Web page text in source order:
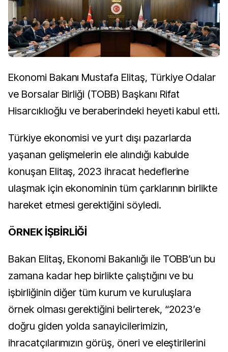
Ekonomi Bakanı Mustafa Elitaş, Türkiye Odalar
ve Borsalar Birliği (TOBB) Başkanı Rifat
Hisarcıklıoğlu ve beraberindeki heyeti kabul etti.
Türkiye ekonomisi ve yurt dışı pazarlarda
yaşanan gelişmelerin ele alındığı kabulde
konuşan Elitaş, 2023 ihracat hedeflerine
ulaşmak için ekonominin tüm çarklarının birlikte
hareket etmesi gerektiğini söyledi.
ÖRNEK İŞBİRLİĞİ
Bakan Elitaş, Ekonomi Bakanlığı ile TOBB’un bu
zamana kadar hep birlikte çalıştığını ve bu
işbirliğinin diğer tüm kurum ve kuruluşlara
örnek olması gerektiğini belirterek, “2023’e
doğru giden yolda sanayicilerimizin,
ihracatçılarımızın görüş, öneri ve eleştirilerini